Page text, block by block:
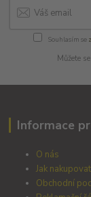
Souhlasím se
Můžete
Informace
O nás
Jak nakupovat
Obchodní